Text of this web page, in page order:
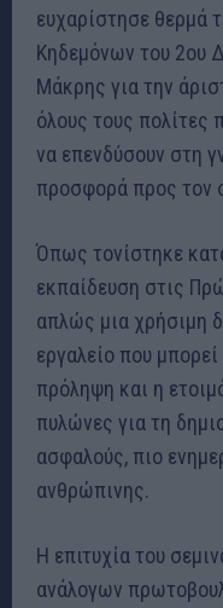
ευχαρίστησε θερμά
Κηδεμόνων του 2ου
Μάκρης για την
όλους τους πολίτες
να επενδύσουν στη
προσφορά προς τον
Όπως τονίστηκε
εκπαίδευση στις
απλώς μια χρήσιμη
εργαλείο που
πρόληψη και η
πυλώνες για τη
ασφαλούς, πιο
ανθρώπινης.
Η επιτυχία του
ανάλογων